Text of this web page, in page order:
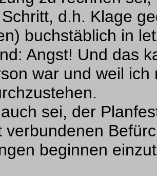
d.h. Klage
buchstäblich in
Angst! Und das
war und weil
sei, der
verbundenen
beginnen